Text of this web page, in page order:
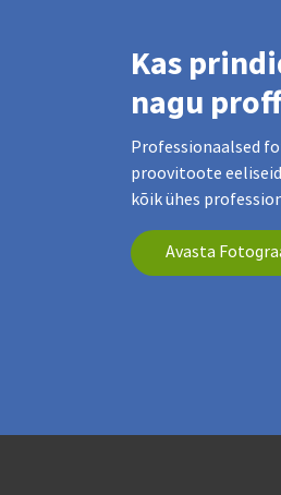
Kas
nagu
Professionaalsed
proovitoote
kõik ühes
Avasta